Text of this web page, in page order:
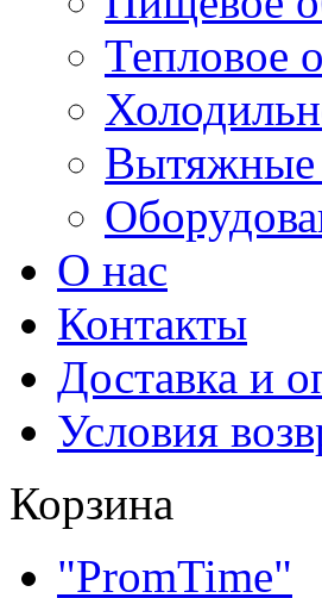
Тепловое
Вытяжные
О нас
Контакты
Доставка и
Условия
Корзина
"PromTime"